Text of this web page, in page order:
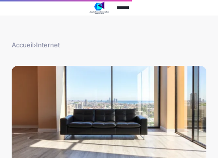
Accueil›Internet